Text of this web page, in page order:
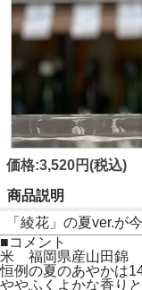
価格:3,520円(税込)
商品説明
「綾花」の夏ver.が
■コメント
米 福岡県産山田錦
恒例の夏のあやかは
ややふくよかな香り